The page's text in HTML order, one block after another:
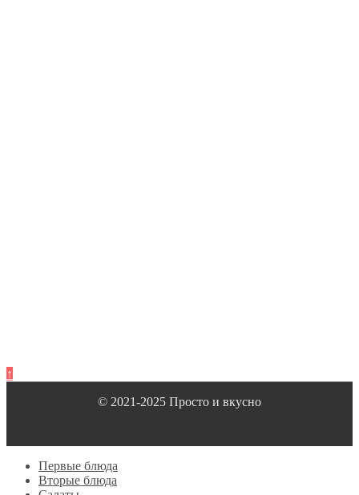
↑
© 2021-2025 Просто и вкусно
Первые блюда
Вторые блюда